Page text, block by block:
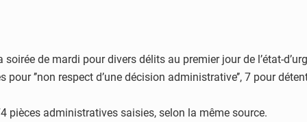
de mardi pour divers délits au premier jour de l’état-
’’non respect d’une décision administrative’’, 7 pour
pièces administratives saisies, selon la même source.